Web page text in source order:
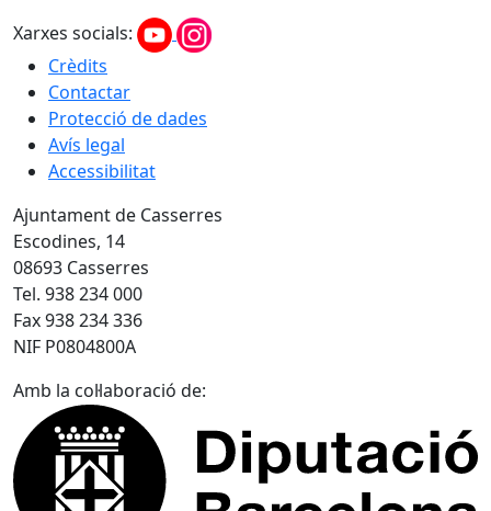
Xarxes socials:
Crèdits
Contactar
Protecció de dades
Avís legal
Accessibilitat
Ajuntament de Casserres
Escodines, 14
08693 Casserres
Tel. 938 234 000
Fax 938 234 336
NIF P0804800A
Amb la col·laboració de: